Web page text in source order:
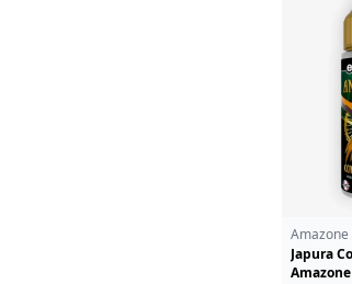
Amazone
Japura